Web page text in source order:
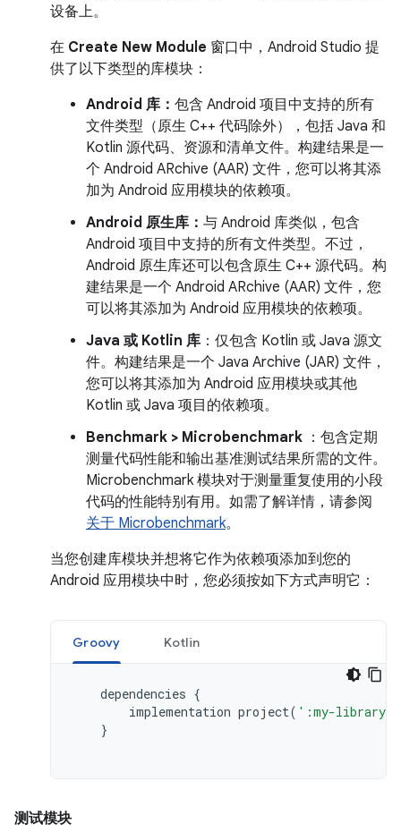
设备上。
在 Create New Module 窗口中，Android Studio 提
供了以下类型的库模块：
Android 库： 包含 Android 项目中支持的所有
文件类型（原生 C++ 代码除外），包括 Java 和
Kotlin 源代码、资源和清单文件。构建结果是一
个 Android ARchive (AAR) 文件，您可以将其添
加为 Android 应用模块的依赖项。
Android 原生库： 与 Android 库类似，包含
Android 项目中支持的所有文件类型。不过，
Android 原生库还可以包含原生 C++ 源代码。构
建结果是一个 Android ARchive (AAR) 文件，您
可以将其添加为 Android 应用模块的依赖项。
Java 或 Kotlin 库 ：仅包含 Kotlin 或 Java 源文
件。构建结果是一个 Java Archive (JAR) 文件，
您可以将其添加为 Android 应用模块或其他
Kotlin 或 Java 项目的依赖项。
Benchmark > Microbenchmark ：包含定期
测量代码性能和输出基准测试结果所需的文件。
Microbenchmark 模块对于测量重复使用的小段
代码的性能特别有用。如需了解详情，请参阅
关于 Microbenchmark。
当您创建库模块并想将它作为依赖项添加到您的
Android 应用模块中时，您必须按如下方式声明它：
Groovy Kotlin
dependencies {
implementation project( ':my-library-
}
测试模块